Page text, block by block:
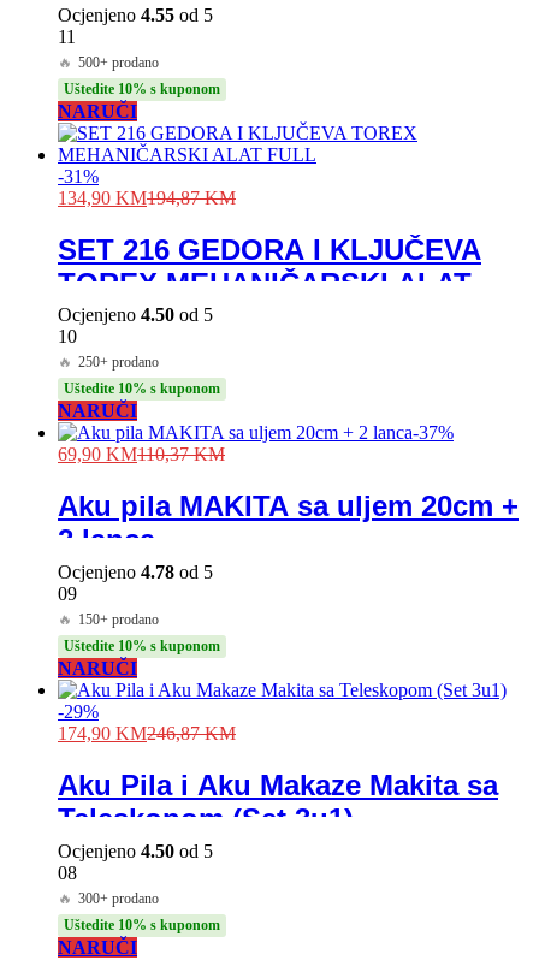
Ocjenjeno 4.55 od 5
11
🔥 500+ prodano
Uštedite 10% s kuponom
NARUČI
-31%
134,90 KM194,87KM
SET 216 GEDORA I KLJUČEVA
TOREX MEHANIČARSKI ALAT
FULL
Ocjenjeno 4.50 od 5
10
🔥 250+ prodano
Uštedite 10% s kuponom
NARUČI
-37%
69,90 KM110,37KM
Aku pila MAKITA sa uljem 20cm +
2 lanca
Ocjenjeno 4.78 od 5
09
🔥 150+ prodano
Uštedite 10% s kuponom
NARUČI
-29%
174,90 KM246,87KM
Aku Pila i Aku Makaze Makita sa
Teleskopom (Set 3u1)
Ocjenjeno 4.50 od 5
08
🔥 300+ prodano
Uštedite 10% s kuponom
NARUČI